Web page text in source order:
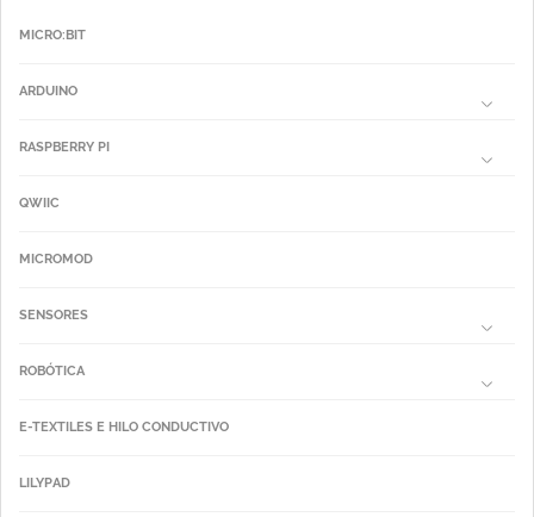
MICRO:BIT
ARDUINO
RASPBERRY PI
QWIIC
MICROMOD
SENSORES
ROBÓTICA
E-TEXTILES E HILO CONDUCTIVO
LILYPAD